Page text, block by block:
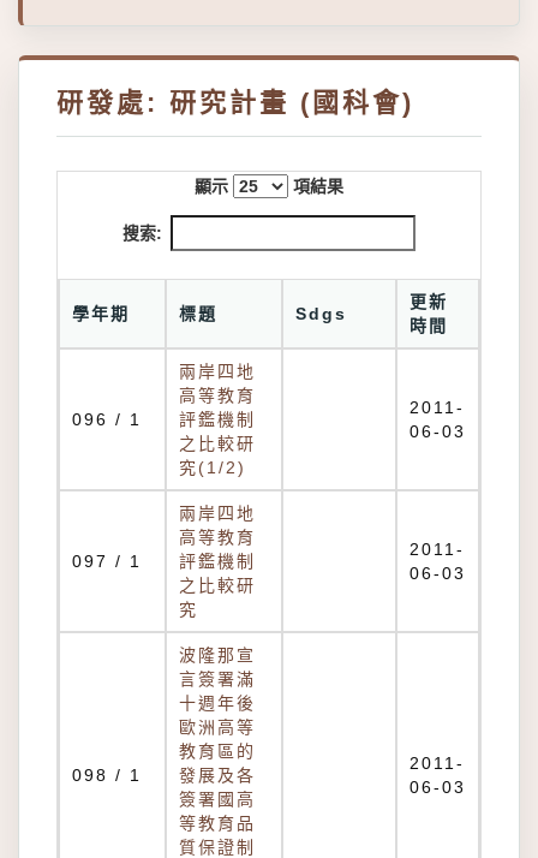
研發處: 研究計畫 (國科會)
顯示 項結果
搜索:
學年期 標題 Sdgs
更新
時間
096 / 1
兩岸四地
高等教育
評鑑機制
之比較研
究(1/2)
2011-
06-03
097 / 1
兩岸四地
高等教育
評鑑機制
之比較研
究
2011-
06-03
098 / 1
波隆那宣
言簽署滿
十週年後
歐洲高等
教育區的
發展及各
簽署國高
等教育品
質保證制
2011-
06-03